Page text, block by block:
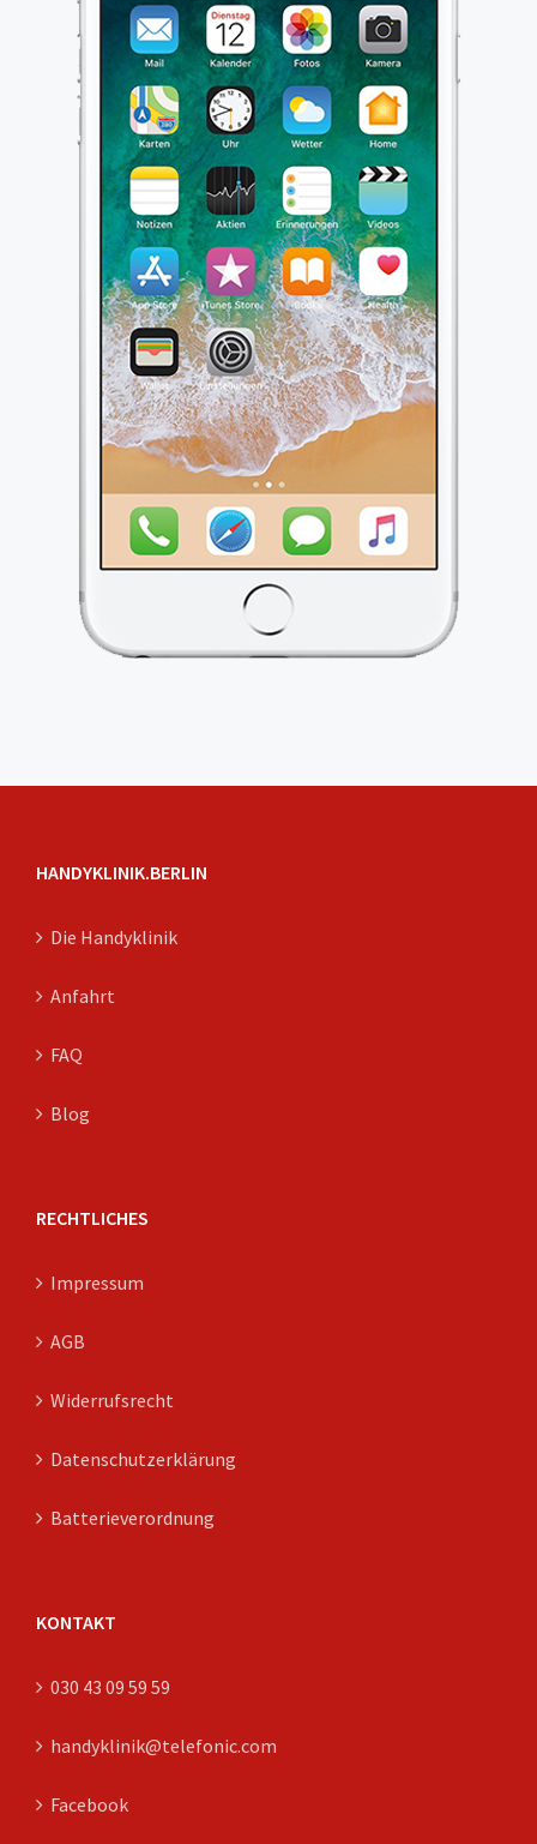
HANDYKLINIK.BERLIN
Die Handyklinik
Anfahrt
FAQ
Blog
RECHTLICHES
Impressum
AGB
Widerrufsrecht
Datenschutzerklärung
Batterieverordnung
KONTAKT
030 43 09 59 59
handyklinik@telefonic.com
Facebook